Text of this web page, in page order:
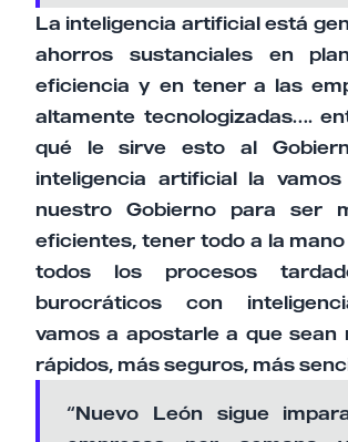
La inteligencia artificial está
ahorros sustanciales en
eficiencia y en tener a las
altamente tecnologizadas….
qué le sirve esto al
inteligencia artificial la
nuestro Gobierno para ser
eficientes, tener todo a la
todos los procesos
burocráticos con
vamos a apostarle a que sean
rápidos, más seguros, más
“Nuevo León sigue